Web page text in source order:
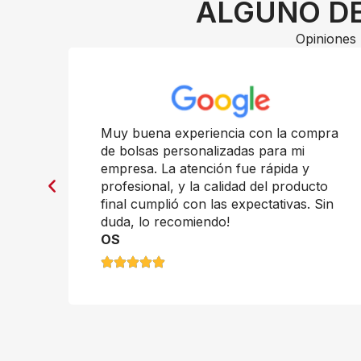
ALGUNO
Muy buena experiencia con la compra
de bolsas personalizadas para mi
empresa. La atención fue rápida y
profesional, y la calidad del producto
final cumplió con las expectativas. Sin
duda, lo recomiendo!
OS